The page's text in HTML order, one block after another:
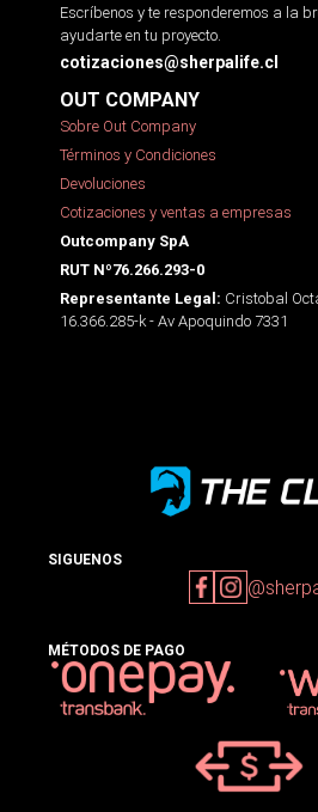
Escríbenos y te responderemos a la
ayudarte en tu proyecto.
cotizaciones@sherpalife.cl
OUT COMPANY
Sobre Out Company
Términos y Condiciones
Devoluciones
Cotizaciones y ventas a empresas
Outcompany SpA
RUT Nº76.266.293-0
Representante Legal: Cristobal
16.366.285-k - Av Apoquindo 7331
SIGUENOS
MÉTODOS DE PAGO